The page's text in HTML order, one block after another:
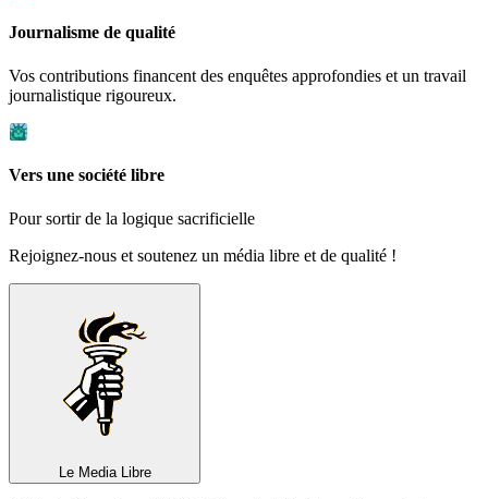
Journalisme de qualité
Vos contributions financent des enquêtes approfondies et un travail
journalistique rigoureux.
Vers une société libre
Pour sortir de la logique sacrificielle
Rejoignez-nous et soutenez un média libre et de qualité !
Le Media Libre